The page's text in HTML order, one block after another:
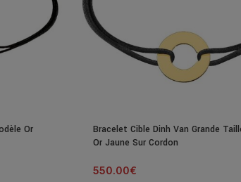
Or
Bracelet Cible Dinh Van Grande
Or Jaune Sur Cordon
550.00€